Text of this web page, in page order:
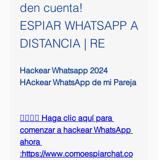
den cuenta!
ESPIAR WHATSAPP A
DISTANCIA | RE
Hackear Whatsapp 2024
HAckear WhatsApp de mi Pareja
👉🏻👉🏻 Haga clic aquí para
comenzar a hackear WhatsApp
ahora
:https://www.comoespiarchat.co